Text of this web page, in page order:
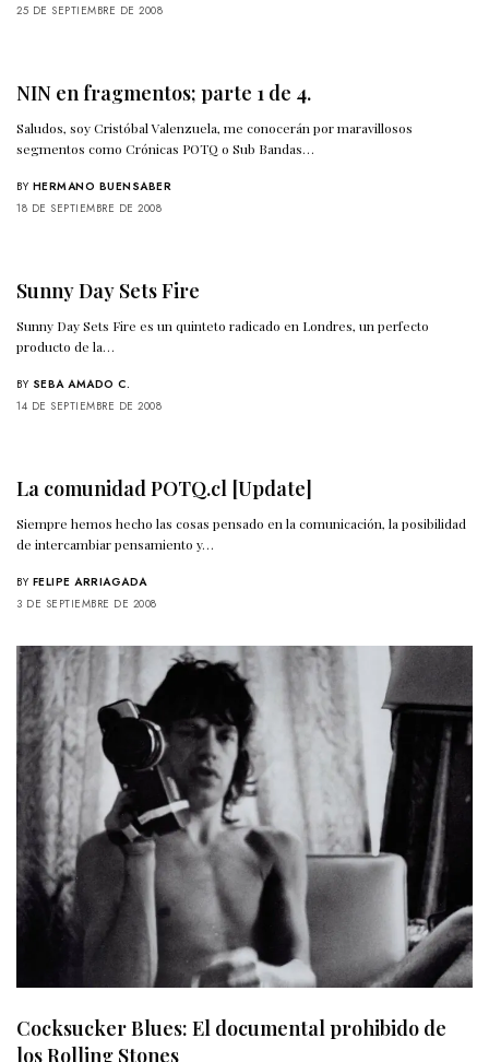
25 DE SEPTIEMBRE DE 2008
NIN en fragmentos; parte 1 de 4.
Saludos, soy Cristóbal Valenzuela, me conocerán por maravillosos
segmentos como Crónicas POTQ o Sub Bandas…
BY HERMANO BUENSABER
18 DE SEPTIEMBRE DE 2008
Sunny Day Sets Fire
Sunny Day Sets Fire es un quinteto radicado en Londres, un perfecto
producto de la…
BY SEBA AMADO C.
14 DE SEPTIEMBRE DE 2008
La comunidad POTQ.cl [Update]
Siempre hemos hecho las cosas pensado en la comunicación, la posibilidad
de intercambiar pensamiento y…
BY FELIPE ARRIAGADA
3 DE SEPTIEMBRE DE 2008
Cocksucker Blues: El documental prohibido de
los Rolling Stones